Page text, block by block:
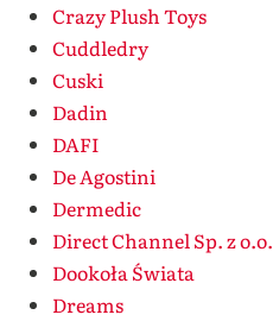
Crazy Plush Toys
Cuddledry
Cuski
Dadin
DAFI
De Agostini
Dermedic
Direct Channel Sp. z o.o.
Dookoła Świata
Dreams